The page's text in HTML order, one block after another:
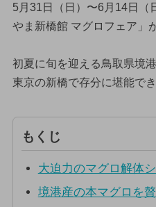
5月31日（日）〜6月14日（
やま新橋館 マグロフェア」
初夏に旬を迎える鳥取県境
東京の新橋で存分に堪能で
もくじ
大迫力のマグロ解体
境港産の本マグロを